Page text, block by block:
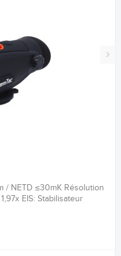
›
/ NETD ≤30mK Résolution
EIS: Stabilisateur